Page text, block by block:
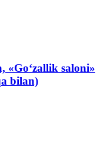
«Go‘zallik saloni»
bilan)